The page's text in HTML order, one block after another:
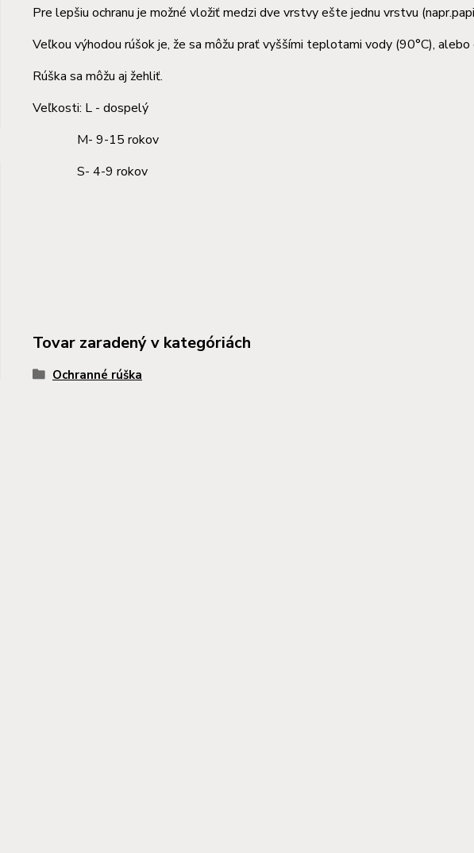
Pre lepšiu ochranu je možné vložiť medzi dve vrstvy ešte jednu vrstvu
Veľkou výhodou rúšok je, že sa môžu prať vyššími teplotami vody (90°C),
Rúška sa môžu aj žehliť.
Veľkosti: L - dospelý
M- 9-15 rokov
S- 4-9 rokov
Tovar zaradený v kategóriách
Ochranné rúška